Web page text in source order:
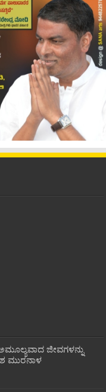
ಜೀವಗಳನ್ನು
ಮುರನಾಳ